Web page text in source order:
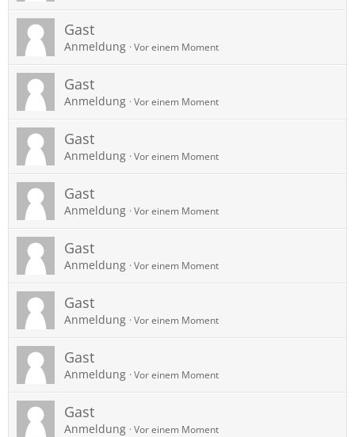
Gast
Anmeldung Vor einem Moment
Gast
Anmeldung Vor einem Moment
Gast
Anmeldung Vor einem Moment
Gast
Anmeldung Vor einem Moment
Gast
Anmeldung Vor einem Moment
Gast
Anmeldung Vor einem Moment
Gast
Anmeldung Vor einem Moment
Gast
Anmeldung Vor einem Moment